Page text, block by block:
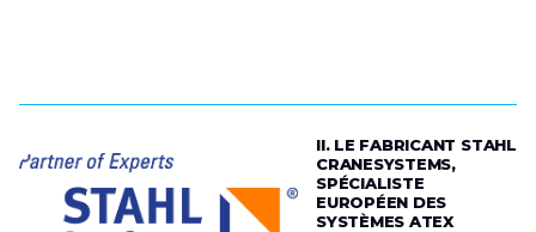
II. LE FABRICANT STAHL
CRANESYSTEMS,
SPÉCIALISTE
EUROPÉEN DES
SYSTÈMES ATEX